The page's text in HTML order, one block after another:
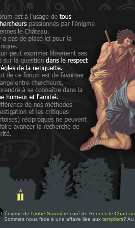
L'énigme de l'abbé Saunière curé de Rennes le Chateau
Sommes nous face à une affaire liée aux templiers? Au